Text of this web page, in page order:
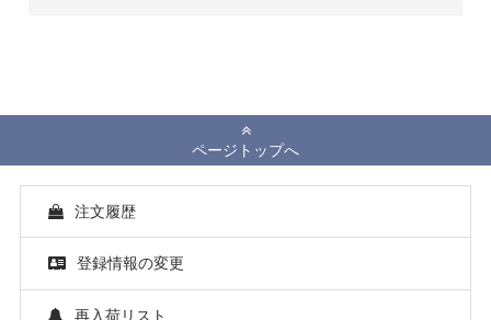
ページトップへ
注文履歴
登録情報の変更
再入荷リスト